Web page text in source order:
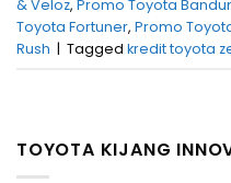
& Veloz, Promo Toyota
Toyota Fortuner, Promo
Rush | Tagged kredit toyota
TOYOTA KIJANG